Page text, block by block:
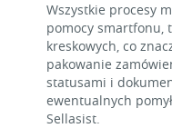
Wszystkie procesy
pomocy smartfonu,
kreskowych, co
pakowanie
statusami i
ewentualnych
Sellasist.